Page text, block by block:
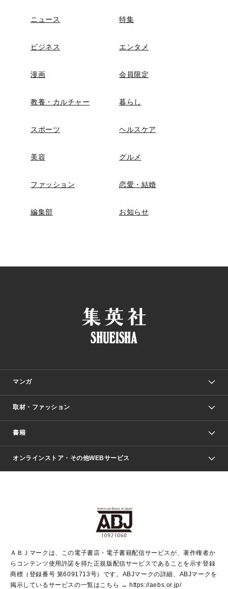
ニュース 特集
ビジネス エンタメ
漫画 会員限定
教養・カルチャー 暮らし
スポーツ ヘルスケア
美容 グルメ
ファッション 恋愛・結婚
編集部 お知らせ
マンガ
少年マンガ
Vジャンプ
ジャンプルーキー！
ジャンプTOON
週刊ヤングジャンプ
ウルトラジャンプ
リマコミ＋
マンガMeets
月刊オフィスユー
取材・ファッション
Seventeen
LEE
Marisol
芸能・情報・スポーツ
パラスポ＋！
書籍
文芸・文庫・総合
青春と読書
アジア人物史
集英社新書
集英社新書プラス
ライトノベル・ノベライズ
集英社Webマガジン Cobalt
集英社オレンジ文庫
シフォン文庫
集英社みらい文庫
S-KIDS.LAND
オンラインストア・その他WEBサービス
SHUEISHA MANGA-ART HERITAGE
HAPPY PLUS STORE
shueisha vox
EDITOR'S LAB
ＡＢＪマークは、この電子書店・電子書籍配信サービスが、著作権者か
らコンテンツ使用許諾を得た正規版配信サービスであることを示す登録
商標（登録番号 第6091713号）です。ABJマークの詳細、ABJマークを
掲示しているサービスの一覧はこちら → https://aebs.or.jp/